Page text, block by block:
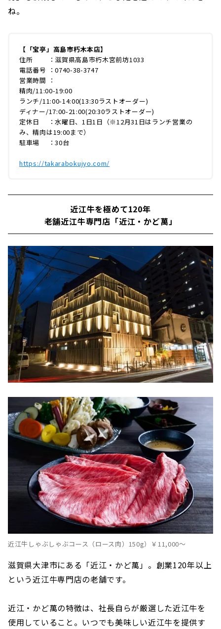
ね。
【「宝亭」高島市朽木本店】
住所 ：滋賀県高島市朽木宮前坊1033
電話番号 ：0740-38-3747
営業時間 ：
精肉/11:00-19:00
ランチ/11:00-14:00(13:30ラストオーダー)
ディナー/17:00-21:00(20:30ラストオーダー)
定休日 ：水曜日、1日1日（※12月31日はランチ営業の
み、精肉は19:00まで）
駐車場 ：30台
https://takarabokujyo.com/
近江牛を極めて120年
老舗近江牛専門店「近江・かど萬」
近江牛しゃぶしゃぶコース（ロース肉）150g）￥11,000〜
滋賀県大津市にある「近江・かど萬」。創業120年以上
という近江牛専門店の老舗です。
近江・かど萬の特徴は、社長自らが厳選した近江牛を
使用していること。いつでも美味しい近江牛を提供す